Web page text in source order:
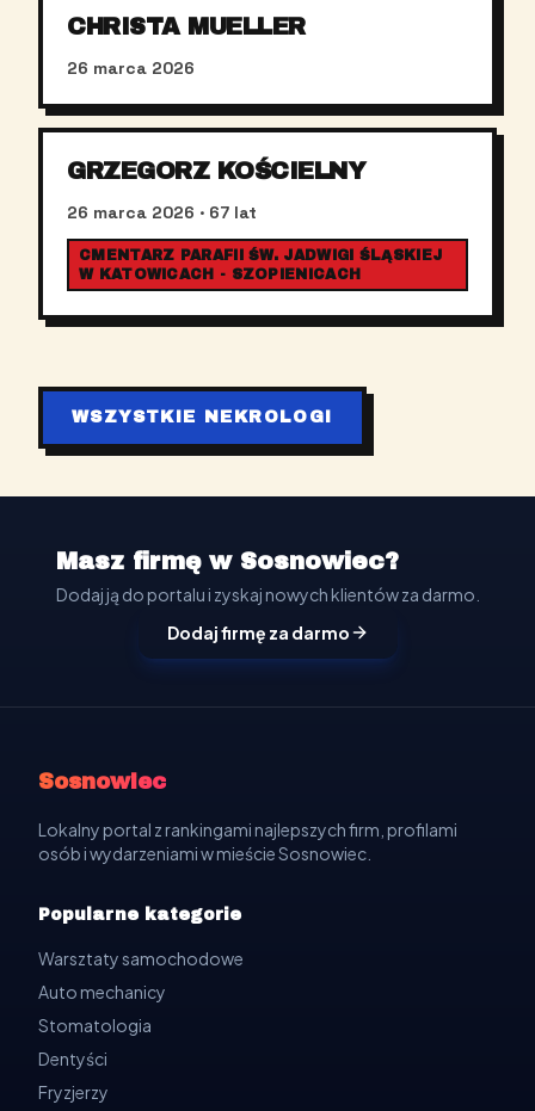
CHRISTA MUELLER
26 marca 2026
GRZEGORZ KOŚCIELNY
26 marca 2026 · 67 lat
CMENTARZ PARAFII ŚW. JADWIGI ŚLĄSKIEJ
W KATOWICACH - SZOPIENICACH
WSZYSTKIE NEKROLOGI
Masz firmę w Sosnowiec?
Dodaj ją do portalu i zyskaj nowych klientów za darmo.
Dodaj firmę za darmo
Sosnowiec
Lokalny portal z rankingami najlepszych firm, profilami
osób i wydarzeniami w mieście Sosnowiec.
Popularne kategorie
Warsztaty samochodowe
Auto mechanicy
Stomatologia
Dentyści
Fryzjerzy